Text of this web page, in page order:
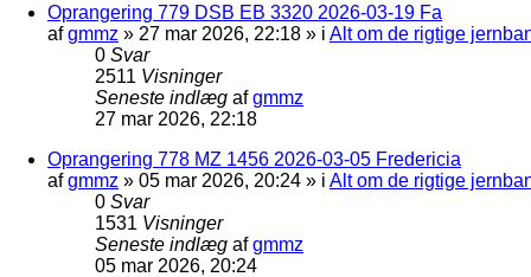
Oprangering 779 DSB EB 3320 2026-03-19 Fa
afgmmz » 27 mar 2026, 22:18 » i Alt om de rigtige
0 Svar
2511 Visninger
Seneste indlæg afgmmz
27 mar 2026, 22:18
Oprangering 778 MZ 1456 2026-03-05 Fredericia
afgmmz » 05 mar 2026, 20:24 » i Alt om de rigtige
0 Svar
1531 Visninger
Seneste indlæg afgmmz
05 mar 2026, 20:24